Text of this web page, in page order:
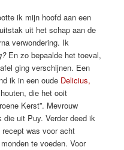
ik mijn hoofd aan een
uit het schap aan de
verwondering. Ik
En zo bepaalde het toeval,
ging verschijnen. Een
ik in een oude Delicius,
die het ooit
Kerst”. Mevrouw
uit Puy. Verder deed ik
was voor acht
te voeden. Voor